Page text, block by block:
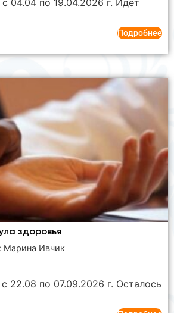
04.04 по 19.04.2026 г. Идет
Подробнее
здоровья
Марина Ивчик
22.08 по 07.09.2026 г. Осталось